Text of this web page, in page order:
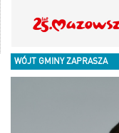
WÓJT GMINY ZAPRASZA